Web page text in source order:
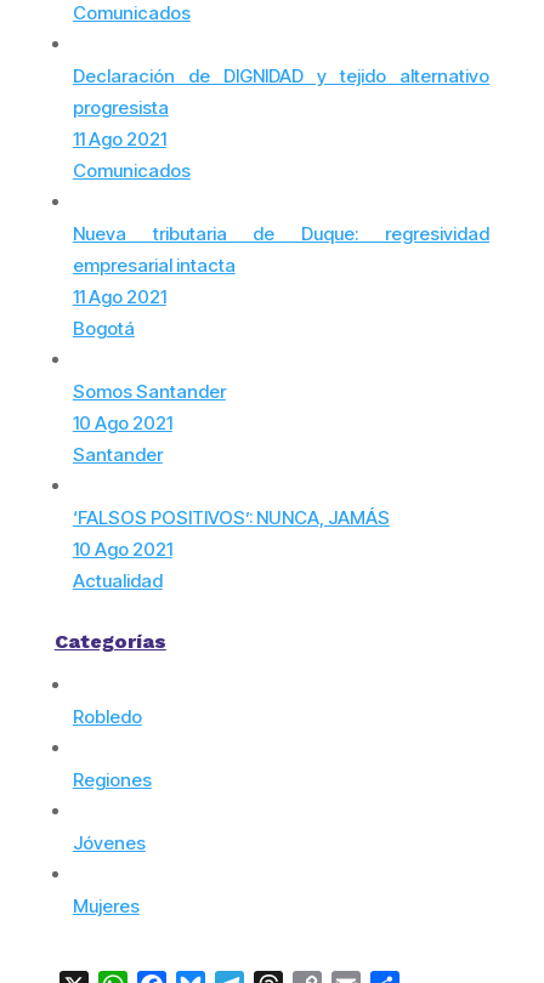
Comunicados
Declaración de DIGNIDAD y tejido alternativo
progresista
11 Ago 2021
Comunicados
Nueva tributaria de Duque: regresividad
empresarial intacta
11 Ago 2021
Bogotá
Somos Santander
10 Ago 2021
Santander
‘FALSOS POSITIVOS’: NUNCA, JAMÁS
10 Ago 2021
Actualidad
Categorías
Robledo
Regiones
Jóvenes
Mujeres